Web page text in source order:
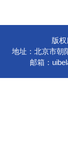
版
地址：北京市朝
邮箱：